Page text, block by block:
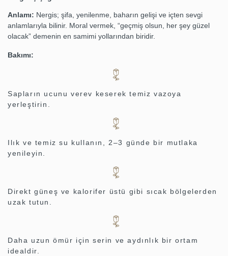
Anlamı: Nergis; şifa, yenilenme, baharın gelişi ve içten sevgi
anlamlarıyla bilinir. Moral vermek, “geçmiş olsun, her şey güzel
olacak” demenin en samimi yollarından biridir.
Bakımı:
Sapların ucunu verev keserek temiz vazoya
yerleştirin.
Ilık ve temiz su kullanın, 2–3 günde bir mutlaka
yenileyin.
Direkt güneş ve kalorifer üstü gibi sıcak bölgelerden
uzak tutun.
Daha uzun ömür için serin ve aydınlık bir ortam
idealdir.